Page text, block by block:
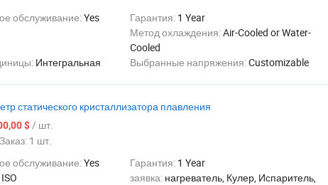
обслуживание:Yes Гарантия: 1 Year
Метод охлаждения:Air-Cooled or Water-
Cooled
Интегральная Выбранные напряжения:Customizable
статического кристаллизатора плавления
$/ шт.
1 шт.
обслуживание:Yes Гарантия: 1 Year
ISO заявка: нагреватель, Кулер, Испаритель,